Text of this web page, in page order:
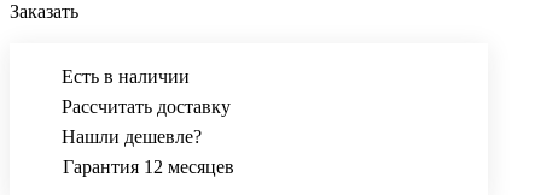
Заказать
Есть в наличии
Рассчитать доставку
Нашли дешевле?
Гарантия 12 месяцев